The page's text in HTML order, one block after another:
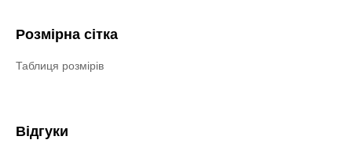
Розмірна сітка
Таблиця розмірів
Відгуки